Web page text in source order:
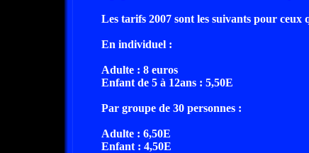
Les tarifs 2007 sont les suivants pour ceux
En individuel :
Adulte : 8 euros
Enfant de 5 à 12ans : 5,50E
Par groupe de 30 personnes :
Adulte : 6,50E
Enfant : 4,50E